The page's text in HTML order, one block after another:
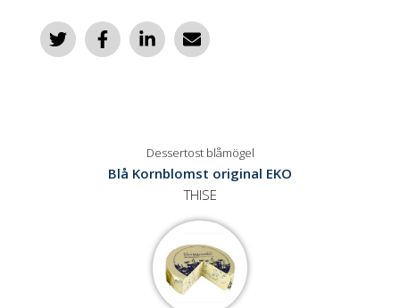
Dessertost blåmögel
Blå Kornblomst original EKO
THISE